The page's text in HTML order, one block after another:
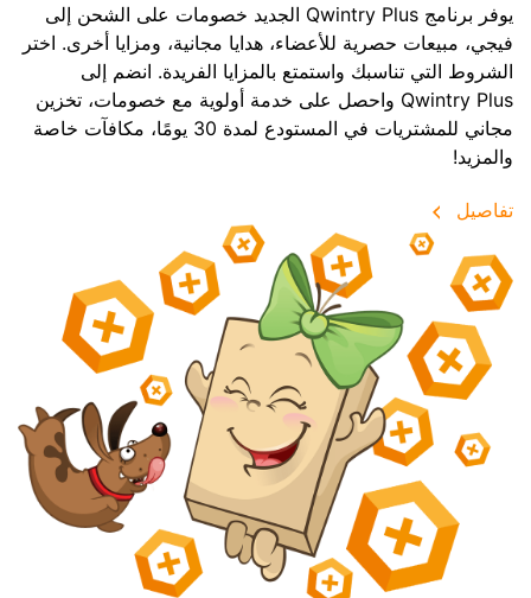
يوفر برنامج Qwintry Plus الجديد خصومات على الشحن إلى
فيجي، مبيعات حصرية للأعضاء، هدايا مجانية، ومزايا أخرى. اختر
الشروط التي تناسبك واستمتع بالمزايا الفريدة. انضم إلى
Qwintry Plus واحصل على خدمة أولوية مع خصومات، تخزين
مجاني للمشتريات في المستودع لمدة 30 يومًا، مكافآت خاصة
والمزيد!
تفاصيل